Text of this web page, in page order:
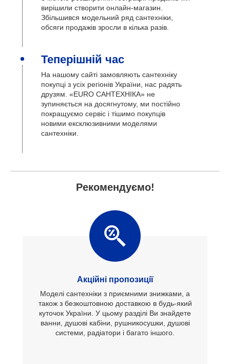
вирішили створити онлайн-магазин.
Збільшився модельний ряд сантехніки,
обсяги продажів зросли в кілька разів.
Теперішній час
На нашому сайті замовляють сантехніку
покупці з усіх регіонів України, нас радять
друзям. «EURO САНТЕХНІКА» не
зупиняється на досягнутому, ми постійно
покращуємо сервіс і тішимо покупців
новими ексклюзивними моделями
сантехніки.
Рекомендуємо!
Акційні пропозиції
Моделі сантехніки з приємними знижками, а
також з безкоштовною доставкою в будь-який
куточок України. У цьому разділі Ви знайдете
ванни, душові кабіни, рушникосушки, душові
системи, радіатори і багато іншого.